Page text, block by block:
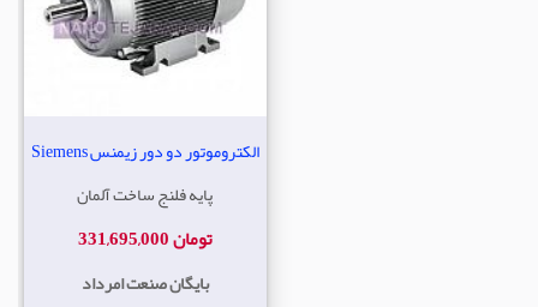
الکتروموتور دو دور زیمنس Siemens
پایه فلنج ساخت آلمان
331,695,000 تومان
بایگان صنعت امرداد